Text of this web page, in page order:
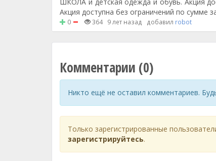
Акция доступна без ограничений по сумме
0 364 9 лет назад добавил robot
Комментарии (0)
Никто ещё не оставил комментариев.
Только зарегистрированные
зарегистрируйтесь.